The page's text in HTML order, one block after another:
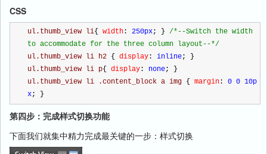
CSS
ul.thumb_view li{ width: 250px; } /* --Switch the width
to accommodate for the three column layout--*/
ul.thumb_view li h2 { display: inline;
}
ul.thumb_view li p{ display: none;
}
ul.thumb_view li .content_block a img { margin:
0 0 10p
x; }
第四步：完成样式切换功能
下面我们就集中精力完成最关键的一步：样式切换